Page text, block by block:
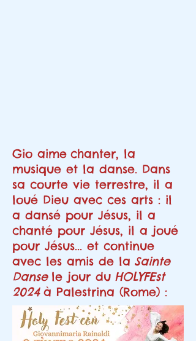
Gio aime chanter, la
musique et la danse. Dans
sa courte vie terrestre, il a
loué Dieu avec ces arts : il
a dansé pour Jésus, il a
chanté pour Jésus, il a joué
pour Jésus... et continue
avec les amis de la Sainte
Danse le jour du HOLYFEst
2024 à Palestrina (Rome) :